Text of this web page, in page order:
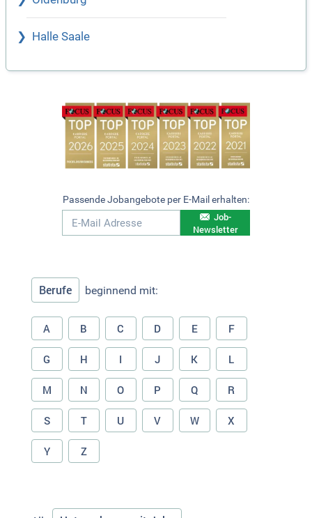
Halle Saale
Passende Jobangebote per E-Mail erhalten:
Job-
Newsletter
Berufe beginnend mit:
A B C D E F
G H I J K L
M N O P Q R
S T U V W X
Y Z